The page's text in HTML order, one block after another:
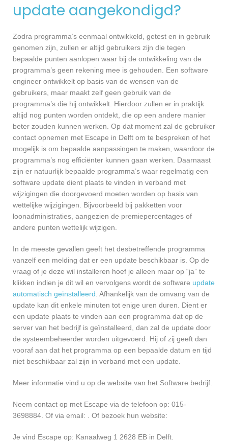
update aangekondigd?
Zodra programma’s eenmaal ontwikkeld, getest en in gebruik
genomen zijn, zullen er altijd gebruikers zijn die tegen
bepaalde punten aanlopen waar bij de ontwikkeling van de
programma’s geen rekening mee is gehouden. Een software
engineer ontwikkelt op basis van de wensen van de
gebruikers, maar maakt zelf geen gebruik van de
programma’s die hij ontwikkelt. Hierdoor zullen er in praktijk
altijd nog punten worden ontdekt, die op een andere manier
beter zouden kunnen werken. Op dat moment zal de gebruiker
contact opnemen met Escape in Delft om te bespreken of het
mogelijk is om bepaalde aanpassingen te maken, waardoor de
programma’s nog efficiënter kunnen gaan werken. Daarnaast
zijn er natuurlijk bepaalde programma’s waar regelmatig een
software update dient plaats te vinden in verband met
wijzigingen die doorgevoerd moeten worden op basis van
wettelijke wijzigingen. Bijvoorbeeld bij pakketten voor
loonadministraties, aangezien de premiepercentages of
andere punten wettelijk wijzigen.
In de meeste gevallen geeft het desbetreffende programma
vanzelf een melding dat er een update beschikbaar is. Op de
vraag of je deze wil installeren hoef je alleen maar op “ja” te
klikken indien je dit wil en vervolgens wordt de software update
automatisch geïnstalleerd. Afhankelijk van de omvang van de
update kan dit enkele minuten tot enige uren duren. Dient er
een update plaats te vinden aan een programma dat op de
server van het bedrijf is geïnstalleerd, dan zal de update door
de systeembeheerder worden uitgevoerd. Hij of zij geeft dan
vooraf aan dat het programma op een bepaalde datum en tijd
niet beschikbaar zal zijn in verband met een update.
Meer informatie vind u op de website van het Software bedrijf.
Neem contact op met Escape via de telefoon op: 015-
3698884. Of via email: . Of bezoek hun website:
Je vind Escape op: Kanaalweg 1 2628 EB in Delft.